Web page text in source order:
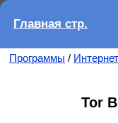
Главная стр.
Программы /
Tor